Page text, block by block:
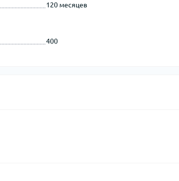
120 месяцев
400